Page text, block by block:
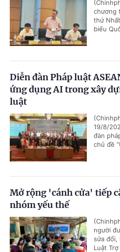
chương
thứ
biểu
Diễn đàn Pháp luật
ứng dụng AI trong xây
luật
19/8/
đàn
chủ đề
Mở rộng 'cánh cửa' tiếp
nhóm yếu thế
người
sửa đổi,
Luật